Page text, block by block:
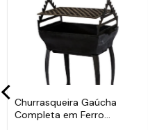
Churrasqueira Gaúcha
Completa em Ferro